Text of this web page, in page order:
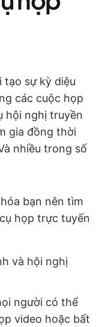
tạo sự kỳ diệu
các cuộc họp
hội nghị truyền
gia đồng thời
nhiều trong số
bạn nên tìm
họp trực tuyến
và hội nghị
người có thể
video hoặc bất